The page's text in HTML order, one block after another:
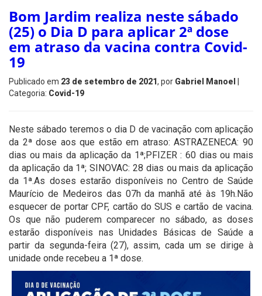
Bom Jardim realiza neste sábado
(25) o Dia D para aplicar 2ª dose
em atraso da vacina contra Covid-
19
Publicado em 23 de setembro de 2021, por Gabriel Manoel
Categoria: Covid-19
Neste sábado teremos o dia D de vacinação com aplicação
da 2ª dose aos que estão em atraso: ASTRAZENECA: 90
dias ou mais da aplicação da 1ª;PFIZER : 60 dias ou mais
da aplicação da 1ª; SINOVAC: 28 dias ou mais da aplicação
da 1ª.As doses estarão disponíveis no Centro de Saúde
Maurício de Medeiros das 07h da manhã até às 19h.Não
esquecer de portar CPF, cartão do SUS e cartão de vacina.
Os que não puderem comparecer no sábado, as doses
estarão disponíveis nas Unidades Básicas de Saúde a
partir da segunda-feira (27), assim, cada um se dirige à
unidade onde recebeu a 1ª dose.